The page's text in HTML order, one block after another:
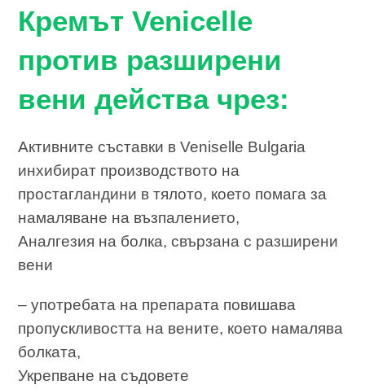
Кремът Venicelle
против разширени
вени действа чрез:
Активните съставки в Veniselle Bulgaria
инхибират производството на
простагландини в тялото, което помага за
намаляване на възпалението,
Аналгезия на болка, свързана с разширени
вени
– употребата на препарата повишава
пропускливостта на вените, което намалява
болката,
Укрепване на съдовете